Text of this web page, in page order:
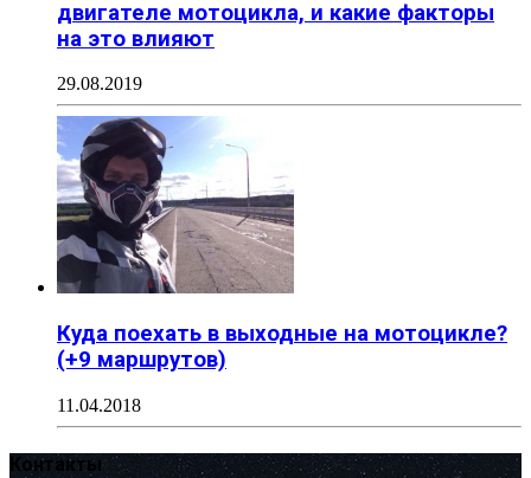
двигателе мотоцикла, и какие факторы
на это влияют
29.08.2019
Куда поехать в выходные на мотоцикле?
(+9 маршрутов)
11.04.2018
Контакты